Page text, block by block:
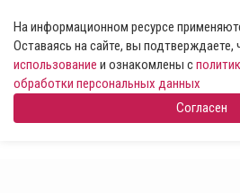
На информационном ресурсе
Оставаясь на сайте, вы подтверждаете,
использование и ознакомлены с
обработки персональных данных
Согласен